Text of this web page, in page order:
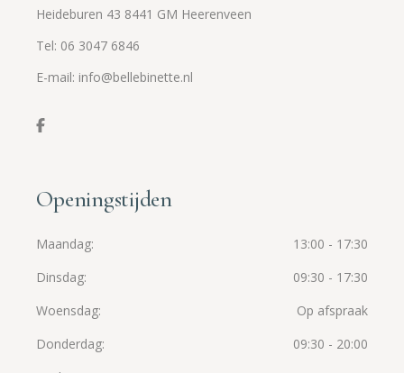
Heideburen 43 8441 GM Heerenveen
Tel: 06 3047 6846
E-mail: info@bellebinette.nl
Openingstijden
Maandag
13:00 - 17:30
Dinsdag
09:30 - 17:30
Woensdag
Op afspraak
Donderdag
09:30 - 20:00